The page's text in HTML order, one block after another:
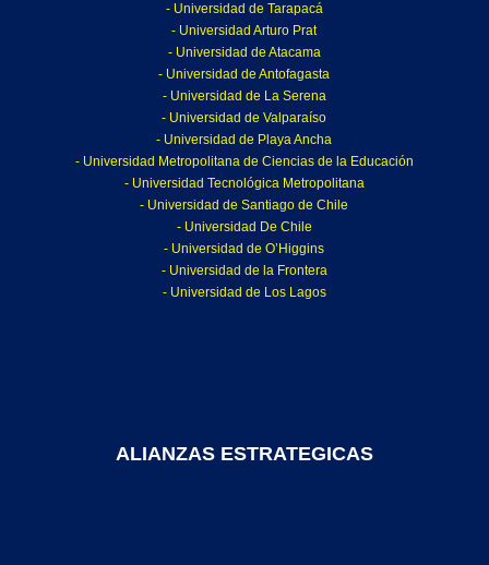
- Universidad de Tarapacá
- Universidad Arturo Prat
- Universidad de Atacama
- Universidad de Antofagasta
- Universidad de La Serena
- Universidad de Valparaíso
- Universidad de Playa Ancha
- Universidad Metropolitana de Ciencias de la Educación
- Universidad Tecnológica Metropolitana
- Universidad de Santiago de Chile
- Universidad De Chile
- Universidad de O’Higgins
- Universidad de la Frontera
- Universidad de Los Lagos
ALIANZAS ESTRATEGICAS